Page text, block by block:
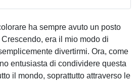
ha sempre avuto un posto
era il mio modo di
divertirmi. Ora, come
entusiasta di condividere questa
il mondo, soprattutto attraverso le